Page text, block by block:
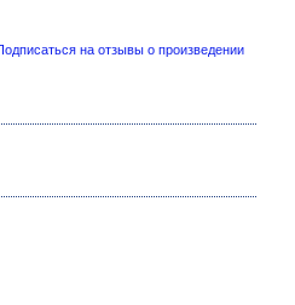
на отзывы о произведении